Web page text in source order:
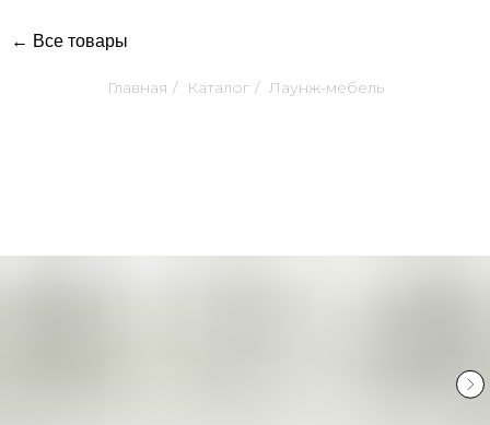
← Все товары
Главная / Каталог / Лаунж-мебель